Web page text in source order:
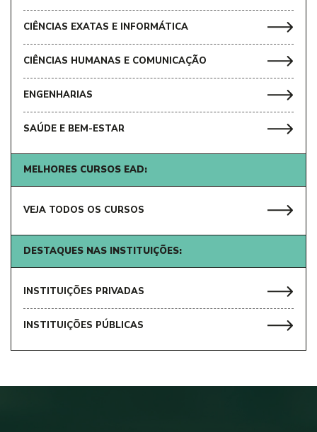
CIÊNCIAS EXATAS E INFORMÁTICA
CIÊNCIAS HUMANAS E COMUNICAÇÃO
ENGENHARIAS
SAÚDE E BEM-ESTAR
MELHORES CURSOS EAD:
VEJA TODOS OS CURSOS
DESTAQUES NAS INSTITUIÇÕES:
INSTITUIÇÕES PRIVADAS
INSTITUIÇÕES PÚBLICAS